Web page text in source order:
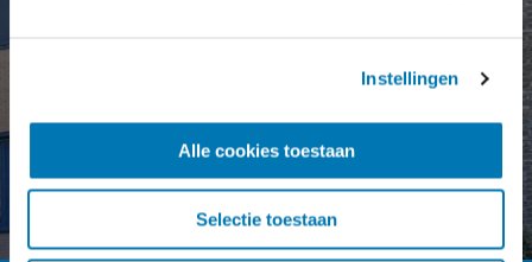
Instellingen
Alle cookies toestaan
Selectie toestaan